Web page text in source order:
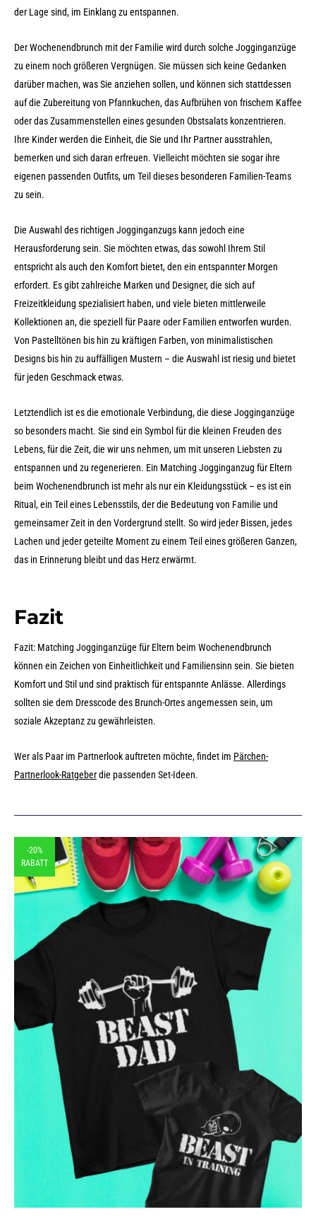
der Lage sind, im Einklang zu entspannen.
Der Wochenendbrunch mit der Familie wird durch solche Jogginganzüge
zu einem noch größeren Vergnügen. Sie müssen sich keine Gedanken
darüber machen, was Sie anziehen sollen, und können sich stattdessen
auf die Zubereitung von Pfannkuchen, das Aufbrühen von frischem Kaffee
oder das Zusammenstellen eines gesunden Obstsalats konzentrieren.
Ihre Kinder werden die Einheit, die Sie und Ihr Partner ausstrahlen,
bemerken und sich daran erfreuen. Vielleicht möchten sie sogar ihre
eigenen passenden Outfits, um Teil dieses besonderen Familien-Teams
zu sein.
Die Auswahl des richtigen Jogginganzugs kann jedoch eine
Herausforderung sein. Sie möchten etwas, das sowohl Ihrem Stil
entspricht als auch den Komfort bietet, den ein entspannter Morgen
erfordert. Es gibt zahlreiche Marken und Designer, die sich auf
Freizeitkleidung spezialisiert haben, und viele bieten mittlerweile
Kollektionen an, die speziell für Paare oder Familien entworfen wurden.
Von Pastelltönen bis hin zu kräftigen Farben, von minimalistischen
Designs bis hin zu auffälligen Mustern – die Auswahl ist riesig und bietet
für jeden Geschmack etwas.
Letztendlich ist es die emotionale Verbindung, die diese Jogginganzüge
so besonders macht. Sie sind ein Symbol für die kleinen Freuden des
Lebens, für die Zeit, die wir uns nehmen, um mit unseren Liebsten zu
entspannen und zu regenerieren. Ein Matching Jogginganzug für Eltern
beim Wochenendbrunch ist mehr als nur ein Kleidungsstück – es ist ein
Ritual, ein Teil eines Lebensstils, der die Bedeutung von Familie und
gemeinsamer Zeit in den Vordergrund stellt. So wird jeder Bissen, jedes
Lachen und jeder geteilte Moment zu einem Teil eines größeren Ganzen,
das in Erinnerung bleibt und das Herz erwärmt.
Fazit
Fazit: Matching Jogginganzüge für Eltern beim Wochenendbrunch
können ein Zeichen von Einheitlichkeit und Familiensinn sein. Sie bieten
Komfort und Stil und sind praktisch für entspannte Anlässe. Allerdings
sollten sie dem Dresscode des Brunch-Ortes angemessen sein, um
soziale Akzeptanz zu gewährleisten.
Wer als Paar im Partnerlook auftreten möchte, findet im Pärchen-
Partnerlook-Ratgeberdie passenden Set-Ideen.
-20%
RABATT